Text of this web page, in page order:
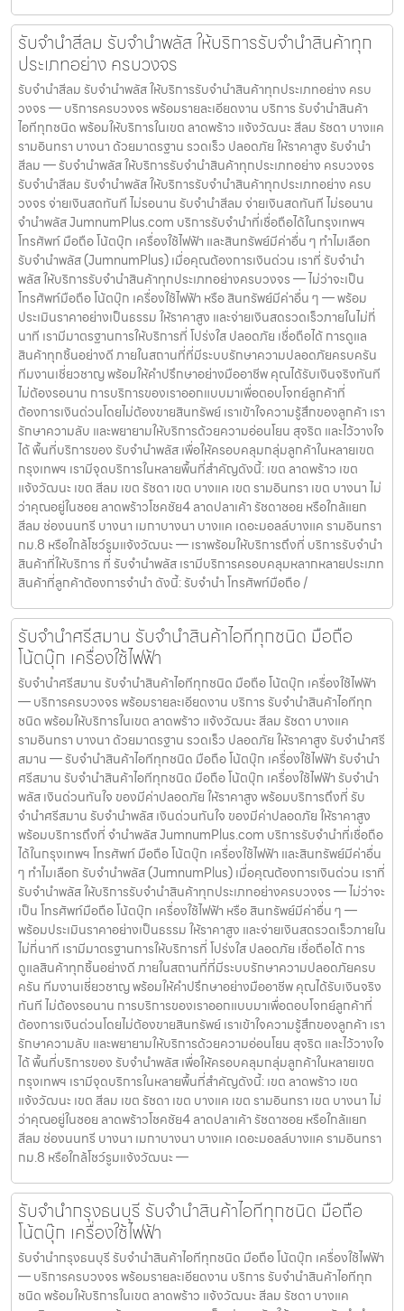
รับจำนำสีลม รับจำนำพลัส ให้บริการรับจำนำสินค้าทุก
ประเภทอย่าง ครบวงจร
รับจำนำสีลม รับจำนำพลัส ให้บริการรับจำนำสินค้าทุกประเภทอย่าง ครบ
วงจร — บริการครบวงจร พร้อมรายละเอียดงาน บริการ รับจำนำสินค้า
ไอทีทุกชนิด พร้อมให้บริการในเขต ลาดพร้าว แจ้งวัฒนะ สีลม รัชดา บางแค
รามอินทรา บางนา ด้วยมาตรฐาน รวดเร็ว ปลอดภัย ให้ราคาสูง รับจำนำ
สีลม — รับจำนำพลัส ให้บริการรับจำนำสินค้าทุกประเภทอย่าง ครบวงจร
รับจำนำสีลม รับจำนำพลัส ให้บริการรับจำนำสินค้าทุกประเภทอย่าง ครบ
วงจร จ่ายเงินสดทันที ไม่รอนาน รับจำนำสีลม จ่ายเงินสดทันที ไม่รอนาน
จำนำพลัส JumnumPlus.com บริการรับจำนำที่เชื่อถือได้ในกรุงเทพฯ
โทรศัพท์ มือถือ โน้ตบุ๊ก เครื่องใช้ไฟฟ้า และสินทรัพย์มีค่าอื่น ๆ ทำไมเลือก
รับจำนำพลัส (JumnumPlus) เมื่อคุณต้องการเงินด่วน เราที่ รับจำนำ
พลัส ให้บริการรับจำนำสินค้าทุกประเภทอย่างครบวงจร — ไม่ว่าจะเป็น
โทรศัพท์มือถือ โน้ตบุ๊ก เครื่องใช้ไฟฟ้า หรือ สินทรัพย์มีค่าอื่น ๆ — พร้อม
ประเมินราคาอย่างเป็นธรรม ให้ราคาสูง และจ่ายเงินสดรวดเร็วภายในไม่กี่
นาที เรามีมาตรฐานการให้บริการที่ โปร่งใส ปลอดภัย เชื่อถือได้ การดูแล
สินค้าทุกชิ้นอย่างดี ภายในสถานที่ที่มีระบบรักษาความปลอดภัยครบครัน
ทีมงานเชี่ยวชาญ พร้อมให้คำปรึกษาอย่างมืออาชีพ คุณได้รับเงินจริงทันที
ไม่ต้องรอนาน การบริการของเราออกแบบมาเพื่อตอบโจทย์ลูกค้าที่
ต้องการเงินด่วนโดยไม่ต้องขายสินทรัพย์ เราเข้าใจความรู้สึกของลูกค้า เรา
รักษาความลับ และพยายามให้บริการด้วยความอ่อนโยน สุจริต และไว้วางใจ
ได้ พื้นที่บริการของ รับจำนำพลัส เพื่อให้ครอบคลุมกลุ่มลูกค้าในหลายเขต
กรุงเทพฯ เรามีจุดบริการในหลายพื้นที่สำคัญดังนี้: เขต ลาดพร้าว เขต
แจ้งวัฒนะ เขต สีลม เขต รัชดา เขต บางแค เขต รามอินทรา เขต บางนา ไม่
ว่าคุณอยู่ในซอย ลาดพร้าวโชคชัย4 ลาดปลาเค้า รัชดาซอย หรือใกล้แยก
สีลม ช่องนนทรี บางนา เมกาบางนา บางแค เดอะมอลล์บางแค รามอินทรา
กม.8 หรือใกล้โชว์รูมแจ้งวัฒนะ — เราพร้อมให้บริการถึงที่ บริการรับจำนำ
สินค้าที่ให้บริการ ที่ รับจำนำพลัส เรามีบริการครอบคลุมหลากหลายประเภท
สินค้าที่ลูกค้าต้องการจำนำ ดังนี้: รับจำนำ โทรศัพท์มือถือ /
รับจำนำศรีสมาน รับจำนำสินค้าไอทีทุกชนิด มือถือ
โน้ตบุ๊ก เครื่องใช้ไฟฟ้า
รับจำนำศรีสมาน รับจำนำสินค้าไอทีทุกชนิด มือถือ โน้ตบุ๊ก เครื่องใช้ไฟฟ้า
— บริการครบวงจร พร้อมรายละเอียดงาน บริการ รับจำนำสินค้าไอทีทุก
ชนิด พร้อมให้บริการในเขต ลาดพร้าว แจ้งวัฒนะ สีลม รัชดา บางแค
รามอินทรา บางนา ด้วยมาตรฐาน รวดเร็ว ปลอดภัย ให้ราคาสูง รับจำนำศรี
สมาน — รับจำนำสินค้าไอทีทุกชนิด มือถือ โน้ตบุ๊ก เครื่องใช้ไฟฟ้า รับจำนำ
ศรีสมาน รับจำนำสินค้าไอทีทุกชนิด มือถือ โน้ตบุ๊ก เครื่องใช้ไฟฟ้า รับจำนำ
พลัส เงินด่วนทันใจ ของมีค่าปลอดภัย ให้ราคาสูง พร้อมบริการถึงที่ รับ
จำนำศรีสมาน รับจำนำพลัส เงินด่วนทันใจ ของมีค่าปลอดภัย ให้ราคาสูง
พร้อมบริการถึงที่ จำนำพลัส JumnumPlus.com บริการรับจำนำที่เชื่อถือ
ได้ในกรุงเทพฯ โทรศัพท์ มือถือ โน้ตบุ๊ก เครื่องใช้ไฟฟ้า และสินทรัพย์มีค่าอื่น
ๆ ทำไมเลือก รับจำนำพลัส (JumnumPlus) เมื่อคุณต้องการเงินด่วน เราที่
รับจำนำพลัส ให้บริการรับจำนำสินค้าทุกประเภทอย่างครบวงจร — ไม่ว่าจะ
เป็น โทรศัพท์มือถือ โน้ตบุ๊ก เครื่องใช้ไฟฟ้า หรือ สินทรัพย์มีค่าอื่น ๆ —
พร้อมประเมินราคาอย่างเป็นธรรม ให้ราคาสูง และจ่ายเงินสดรวดเร็วภายใน
ไม่กี่นาที เรามีมาตรฐานการให้บริการที่ โปร่งใส ปลอดภัย เชื่อถือได้ การ
ดูแลสินค้าทุกชิ้นอย่างดี ภายในสถานที่ที่มีระบบรักษาความปลอดภัยครบ
ครัน ทีมงานเชี่ยวชาญ พร้อมให้คำปรึกษาอย่างมืออาชีพ คุณได้รับเงินจริง
ทันที ไม่ต้องรอนาน การบริการของเราออกแบบมาเพื่อตอบโจทย์ลูกค้าที่
ต้องการเงินด่วนโดยไม่ต้องขายสินทรัพย์ เราเข้าใจความรู้สึกของลูกค้า เรา
รักษาความลับ และพยายามให้บริการด้วยความอ่อนโยน สุจริต และไว้วางใจ
ได้ พื้นที่บริการของ รับจำนำพลัส เพื่อให้ครอบคลุมกลุ่มลูกค้าในหลายเขต
กรุงเทพฯ เรามีจุดบริการในหลายพื้นที่สำคัญดังนี้: เขต ลาดพร้าว เขต
แจ้งวัฒนะ เขต สีลม เขต รัชดา เขต บางแค เขต รามอินทรา เขต บางนา ไม่
ว่าคุณอยู่ในซอย ลาดพร้าวโชคชัย4 ลาดปลาเค้า รัชดาซอย หรือใกล้แยก
สีลม ช่องนนทรี บางนา เมกาบางนา บางแค เดอะมอลล์บางแค รามอินทรา
กม.8 หรือใกล้โชว์รูมแจ้งวัฒนะ —
รับจำนำกรุงธนบุรี รับจำนำสินค้าไอทีทุกชนิด มือถือ
โน้ตบุ๊ก เครื่องใช้ไฟฟ้า
รับจำนำกรุงธนบุรี รับจำนำสินค้าไอทีทุกชนิด มือถือ โน้ตบุ๊ก เครื่องใช้ไฟฟ้า
— บริการครบวงจร พร้อมรายละเอียดงาน บริการ รับจำนำสินค้าไอทีทุก
ชนิด พร้อมให้บริการในเขต ลาดพร้าว แจ้งวัฒนะ สีลม รัชดา บางแค